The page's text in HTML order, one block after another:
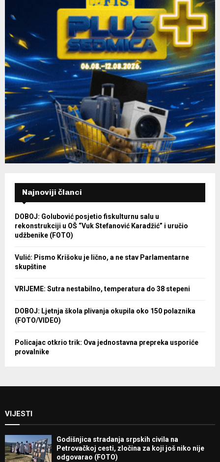
Najnoviji članci
DOBOJ: Golubović posjetio fiskulturnu salu u
rekonstrukciji u OŠ “Vuk Stefanović Karadžić” i uručio
udžbenike (FOTO)
Vulić: Pismo Krišoku je lično, a ne stav Parlamentarne
skupštine
VRIJEME: Sutra nestabilno, temperatura do 38 stepeni
DOBOJ: Ljetnja škola plivanja okupila oko 150 polaznika
(FOTO/VIDEO)
Policajac otkrio trik: Ova jednostavna prepreka usporiće
provalnike
VIJESTI
Godišnjica stradanja srpskih civila na
Petrovačkoj cesti, zločina za koji još niko nije
odgovarao (FOTO)